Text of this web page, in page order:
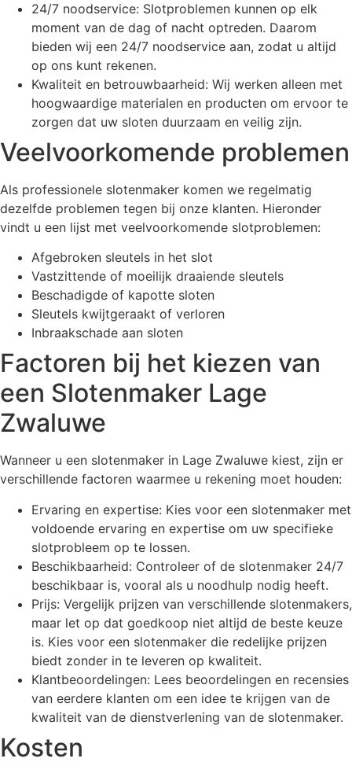
24/7 noodservice: Slotproblemen kunnen op elk
moment van de dag of nacht optreden. Daarom
bieden wij een 24/7 noodservice aan, zodat u altijd
op ons kunt rekenen.
Kwaliteit en betrouwbaarheid: Wij werken alleen met
hoogwaardige materialen en producten om ervoor te
zorgen dat uw sloten duurzaam en veilig zijn.
Veelvoorkomende problemen
Als professionele slotenmaker komen we regelmatig
dezelfde problemen tegen bij onze klanten. Hieronder
vindt u een lijst met veelvoorkomende slotproblemen:
Afgebroken sleutels in het slot
Vastzittende of moeilijk draaiende sleutels
Beschadigde of kapotte sloten
Sleutels kwijtgeraakt of verloren
Inbraakschade aan sloten
Factoren bij het kiezen van
een Slotenmaker Lage
Zwaluwe
Wanneer u een slotenmaker in Lage Zwaluwe kiest, zijn er
verschillende factoren waarmee u rekening moet houden:
Ervaring en expertise: Kies voor een slotenmaker met
voldoende ervaring en expertise om uw specifieke
slotprobleem op te lossen.
Beschikbaarheid: Controleer of de slotenmaker 24/7
beschikbaar is, vooral als u noodhulp nodig heeft.
Prijs: Vergelijk prijzen van verschillende slotenmakers,
maar let op dat goedkoop niet altijd de beste keuze
is. Kies voor een slotenmaker die redelijke prijzen
biedt zonder in te leveren op kwaliteit.
Klantbeoordelingen: Lees beoordelingen en recensies
van eerdere klanten om een idee te krijgen van de
kwaliteit van de dienstverlening van de slotenmaker.
Kosten